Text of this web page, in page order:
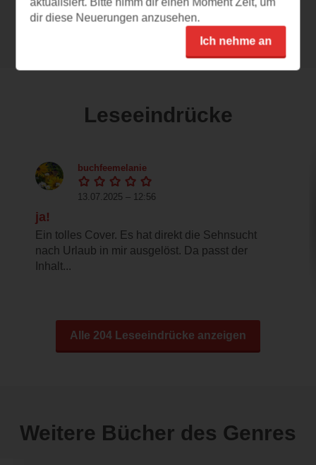
Alle 74 Rezensionen anzeigen
Leseeindrücke
buchfeemelanie
13.07.2025 – 12:56
ja!
Ein tolles Cover. Es hat direkt die Sehnsucht
nach Urlaub in mir ausgelöst. Da passt der
Inhalt...
Alle 204 Leseeindrücke anzeigen
Weitere Bücher des Genres
dir diese Neuerungen anzusehen.
Ich nehme an